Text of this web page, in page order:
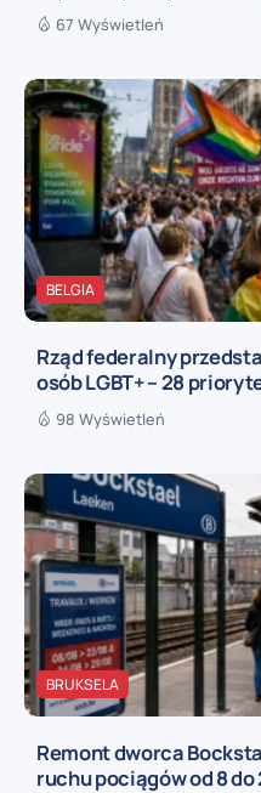
67 Wyświetleń
BELGIA
Rząd federalny
osób LGBT+ – 28
98 Wyświetleń
BRUKSELA
Remont dworca
ruchu pociągów od 8